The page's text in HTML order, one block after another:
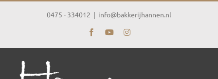
Ga
0475 - 334012 | info@bakkerijhannen.nl
FacebookYouTubeInstagram